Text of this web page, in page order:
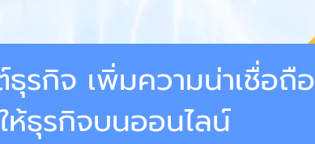
ธุรกิจ เพิ่มความน่าเชื่อถือ
ห้ธุรกิจบนออนไลน์